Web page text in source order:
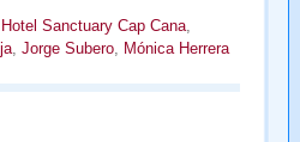
Sanctuary Cap Cana,
, Jorge Subero, Mónica Herrera